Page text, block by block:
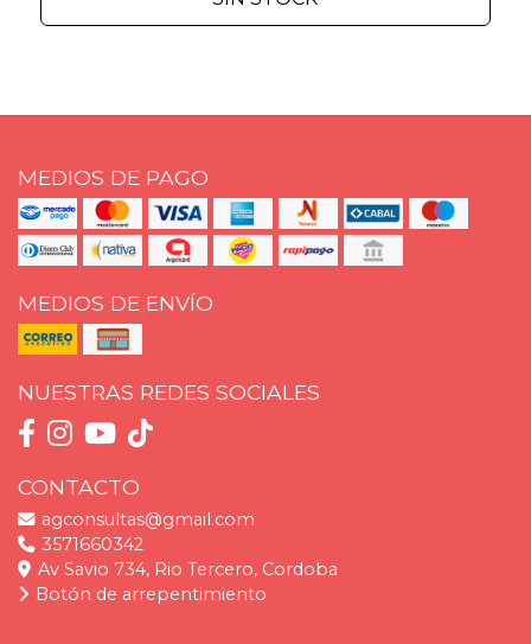
MEDIOS DE PAGO
MEDIOS DE ENVÍO
NUESTRAS REDES SOCIALES
CONTACTO
agconsultas@gmail.com
3571660342
Av Savio 734, Rio Tercero, Cordoba
Botón de arrepentimiento